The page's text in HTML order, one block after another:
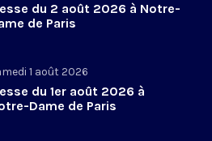
du 2 août 2026 à Notre-
de Paris
1 août 2026
du 1er août 2026 à
Dame de Paris